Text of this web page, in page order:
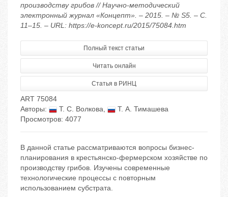
производству грибов // Научно-методический
электронный журнал «Концепт». – 2015. – № S5. – С.
11–15. – URL: https://e-koncept.ru/2015/75084.htm
Полный текст статьи
Читать онлайн
Статья в РИНЦ
ART 75084
Авторы:
Т. С. Волкова,
Т. А. Тимашева
Просмотров: 4077
В данной статье рассматриваются вопросы бизнес-
планирования в крестьянско-фермерском хозяйстве по
производству грибов. Изучены современные
технологические процессы с повторным
использованием субстрата.